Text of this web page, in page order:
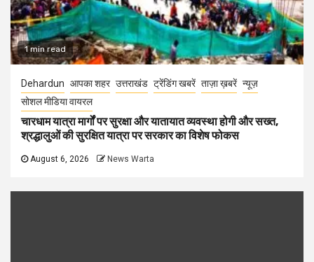
1 min read
Dehardun आपका शहर उत्तराखंड ट्रेंडिंग खबरें ताज़ा ख़बरें न्यूज़
सोशल मीडिया वायरल
चारधाम यात्रा मार्गों पर सुरक्षा और यातायात व्यवस्था होगी और सख्त,
श्रद्धालुओं की सुरक्षित यात्रा पर सरकार का विशेष फोकस
August 6, 2026 News Warta